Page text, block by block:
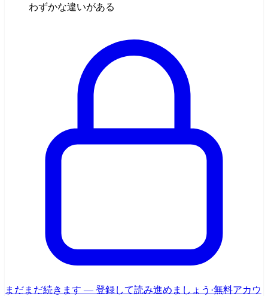
わずかな違いがある
まだまだ続きます — 登録して読み進めましょう ·無料アカウ